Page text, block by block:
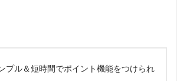
プル＆短時間でポイント機能をつけられ